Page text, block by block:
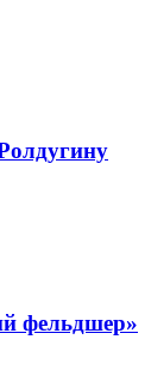
фельдшер»